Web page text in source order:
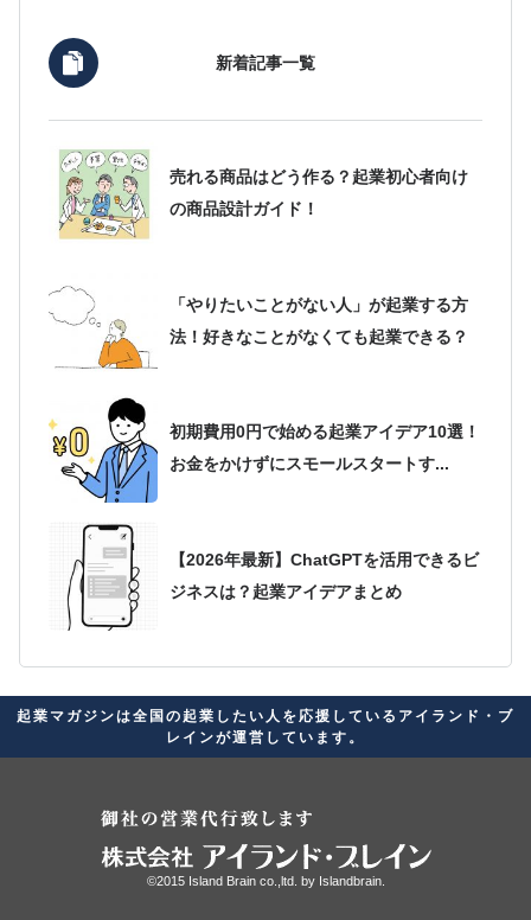
新着記事一覧
売れる商品はどう作る？起業初心者向け
の商品設計ガイド！
「やりたいことがない人」が起業する方
法！好きなことがなくても起業できる？
初期費用0円で始める起業アイデア10選！
お金をかけずにスモールスタートす...
【2026年最新】ChatGPTを活用できるビ
ジネスは？起業アイデアまとめ
ない人必見！自分に合ったビジネス...
起業家に向いている星座ランキング！経
営者の素質があると言われる星座を紹介
起業マガジンは全国の起業したい人を応援しているアイランド・ブ
レインが運営しています。
©2015 Island Brain co.,ltd. by Islandbrain.